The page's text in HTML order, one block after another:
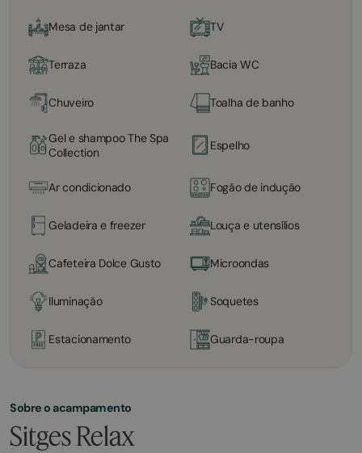
Mesa de jantar TV
Terraza Bacia WC
Chuveiro Toalha de banho
Gel e shampoo The Spa
Collection
Espelho
Ar condicionado Fogão de indução
Geladeira e freezer Louça e utensílios
Cafeteira Dolce Gusto Microondas
Iluminação Soquetes
Estacionamento Guarda-roupa
Sobre o acampamento
Sitges Relax